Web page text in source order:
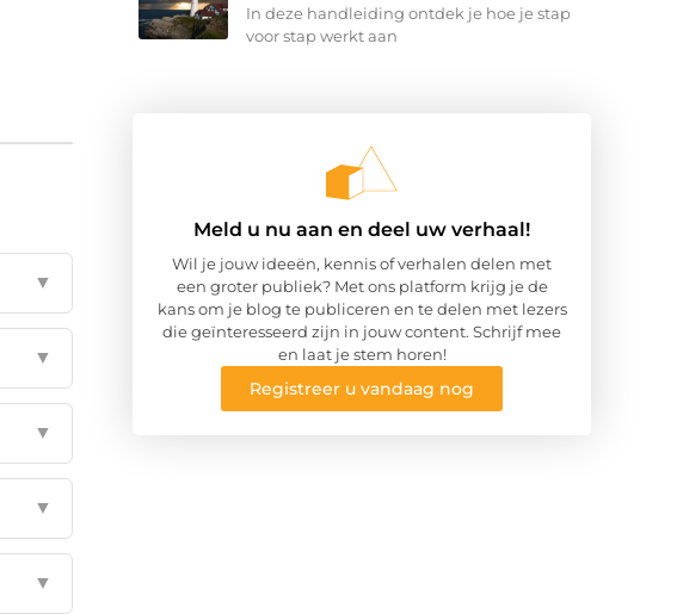
▼
▼
▼
▼
▼
In deze handleiding ontdek je hoe je stap
voor stap werkt aan
Meld u nu aan en deel uw verhaal!
Wil je jouw ideeën, kennis of verhalen delen met
een groter publiek? Met ons platform krijg je de
kans om je blog te publiceren en te delen met lezers
die geïnteresseerd zijn in jouw content. Schrijf mee
en laat je stem horen!
Registreer u vandaag nog